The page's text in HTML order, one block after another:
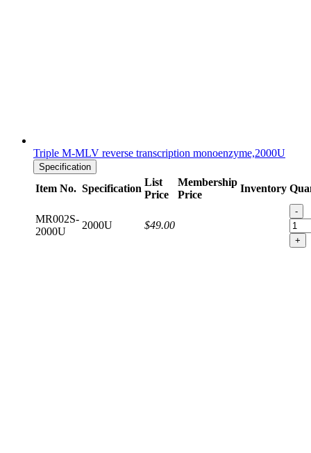
Triple M-MLV reverse transcription monoenzyme,2000U
Specification
Item No. Specification
List
Price
Membership
Price
Inventory
MR002S-
2000U
2000U $49.00
-
+